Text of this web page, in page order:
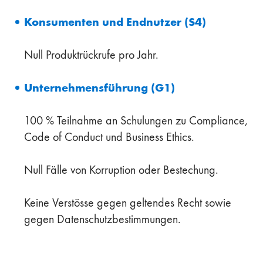
Konsumenten und Endnutzer (S4)
Null Produktrückrufe pro Jahr.
Unternehmensführung (G1)
100 % Teilnahme an Schulungen zu Compliance,
Code of Conduct und Business Ethics.
Null Fälle von Korruption oder Bestechung.
Keine Verstösse gegen geltendes Recht sowie
gegen Datenschutzbestimmungen.